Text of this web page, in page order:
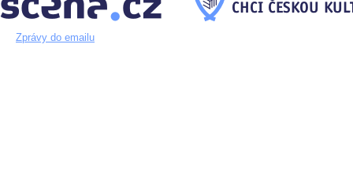
Zprávy do emailu